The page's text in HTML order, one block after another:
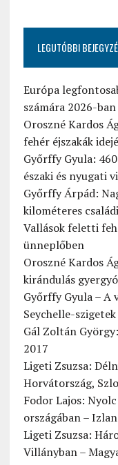
LEGUTÓBBI
Európa
számára 2026-ban
Oroszné Kardos
fehér éjszakák
Győrffy Gyula:
északi és nyugati
Győrffy Árpád:
kilométeres
Vallások feletti
ünneplőben
Oroszné Kardos
kirándulás
Győrffy Gyula – A
Seychelle-
Gál Zoltán
2017
Ligeti Zsuzsa:
Horvátország,
Fodor Lajos:
országában –
Ligeti Zsuzsa:
Villányban –